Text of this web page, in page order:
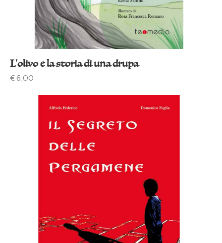
L’olivo e la storia di una drupa
€6,00